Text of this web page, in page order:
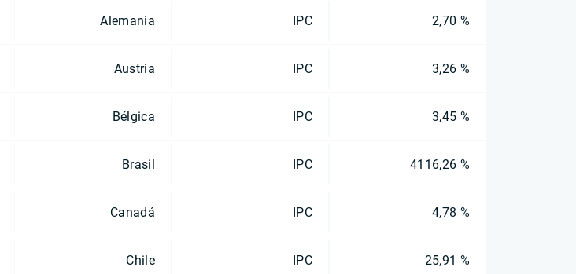
Alemania IPC 2,70 %
Austria IPC 3,26 %
Bélgica IPC 3,45 %
Brasil IPC 4116,26 %
Canadá IPC 4,78 %
Chile IPC 25,91 %